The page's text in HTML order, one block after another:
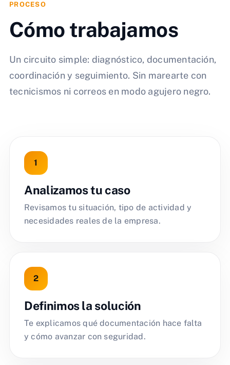
PROCESO
Cómo trabajamos
Un circuito simple: diagnóstico, documentación,
coordinación y seguimiento. Sin marearte con
tecnicismos ni correos en modo agujero negro.
Analizamos tu caso
Revisamos tu situación, tipo de actividad y
necesidades reales de la empresa.
Definimos la solución
Te explicamos qué documentación hace falta
y cómo avanzar con seguridad.